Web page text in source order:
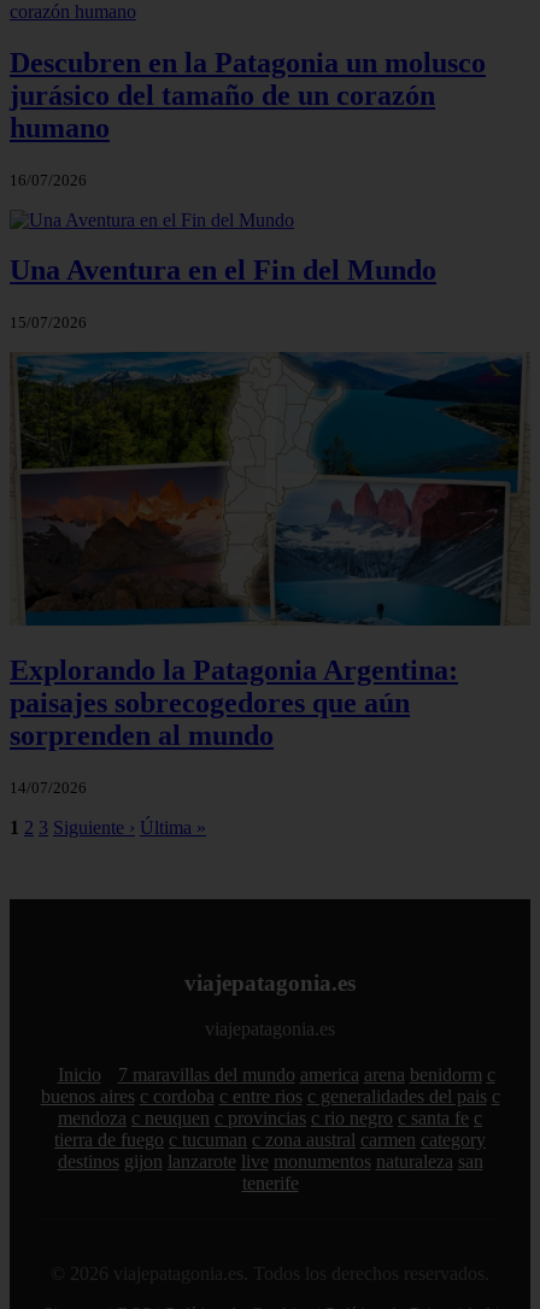
Descubren en la Patagonia un molusco
jurásico del tamaño de un corazón
humano
16/07/2026
Una Aventura en el Fin del Mundo
15/07/2026
Explorando la Patagonia Argentina:
paisajes sobrecogedores que aún
sorprenden al mundo
14/07/2026
1 2 3 Siguiente › Última »
viajepatagonia.es
viajepatagonia.es
Inicio 7 maravillas del mundo america arena benidorm c
buenos aires c cordoba c entre rios c generalidades del pais c
mendoza c neuquen c provincias c rio negro c santa fe c
tierra de fuego c tucuman c zona austral carmen category
destinos gijon lanzarote live monumentos naturaleza san
tenerife
© 2026 viajepatagonia.es. Todos los derechos reservados.